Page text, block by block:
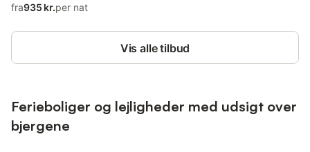
fra935 kr.per nat
Vis alle tilbud
Ferieboliger og lejligheder med udsigt over
bjergene